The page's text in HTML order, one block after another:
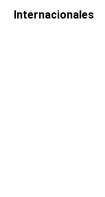
Internacionales